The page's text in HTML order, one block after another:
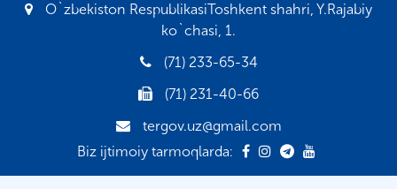
O`zbekiston RespublikasiToshkent shahri, Y.Rajabiy
ko`chasi, 1.
(71) 233-65-34
(71) 231-40-66
tergov.uz@gmail.com
Biz ijtimoiy tarmoqlarda: